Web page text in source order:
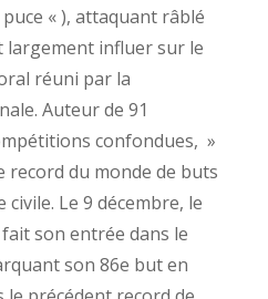
« ), attaquant râblé
largement influer sur le
réuni par la
Auteur de 91
confondues, »
record du monde de buts
Le 9 décembre, le
son entrée dans le
son 86e but en